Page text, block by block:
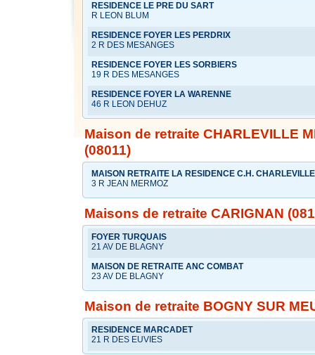
RESIDENCE LE PRE DU SART
R LEON BLUM
RESIDENCE FOYER LES PERDRIX
2 R DES MESANGES
RESIDENCE FOYER LES SORBIERS
19 R DES MESANGES
RESIDENCE FOYER LA WARENNE
46 R LEON DEHUZ
Maison de retraite CHARLEVILLE
(08011)
MAISON RETRAITE LA RESIDENCE C.H.
3 R JEAN MERMOZ
Maisons de retraite CARIGNAN
FOYER TURQUAIS
21 AV DE BLAGNY
MAISON DE RETRAITE ANC COMBAT
23 AV DE BLAGNY
Maison de retraite BOGNY SUR
RESIDENCE MARCADET
21 R DES EUVIES